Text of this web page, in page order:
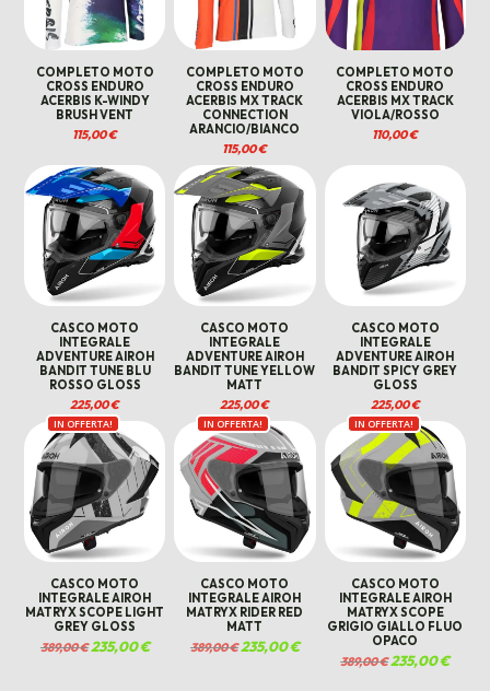
COMPLETO MOTO
CROSS ENDURO
ACERBIS K-WINDY
BRUSH VENT
115,00€
COMPLETO MOTO
CROSS ENDURO
ACERBIS MX TRACK
CONNECTION
ARANCIO/BIANCO
115,00€
COMPLETO MOTO
CROSS ENDURO
ACERBIS MX TRACK
VIOLA/ROSSO
110,00€
CASCO MOTO
INTEGRALE
ADVENTURE AIROH
BANDIT TUNE BLU
ROSSO GLOSS
225,00€
CASCO MOTO
INTEGRALE
ADVENTURE AIROH
BANDIT TUNE YELLOW
MATT
225,00€
CASCO MOTO
INTEGRALE
ADVENTURE AIROH
BANDIT SPICY GREY
GLOSS
225,00€
IN OFFERTA!
CASCO MOTO
INTEGRALE AIROH
MATRYX SCOPE LIGHT
GREY GLOSS
389,00€Il
prezzo
235,00€Il
prezzo
IN OFFERTA!
CASCO MOTO
INTEGRALE AIROH
MATRYX RIDER RED
MATT
389,00€Il
prezzo
235,00€Il
prezzo
IN OFFERTA!
CASCO MOTO
INTEGRALE AIROH
MATRYX SCOPE
GRIGIO GIALLO FLUO
OPACO
389,00€ Il
prezzo
235,00€Il
prezzo